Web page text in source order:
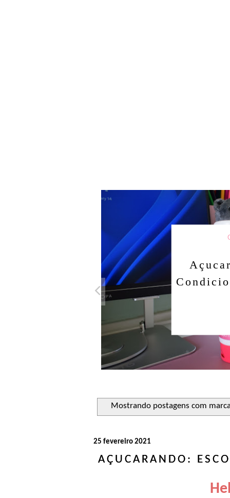
Mostrando postagens com
25 fevereiro 2021
AÇUCARANDO: